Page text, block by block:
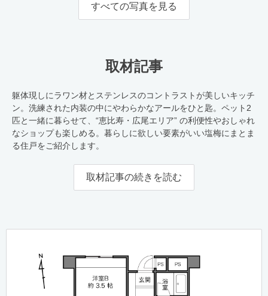
すべての写真を見る
取材記事
躯体現しにラワン材とステンレスのコントラストが美しいキッチ
ン。洗練された内装の中にやわらかなアールをひと匙。ペット2
匹と一緒に暮らせて、“恵比寿・広尾エリア” の利便性やおしゃれ
なショップも楽しめる。暮らしに欲しい要素がいい塩梅にまとま
る住戸をご紹介します。
取材記事の続きを読む